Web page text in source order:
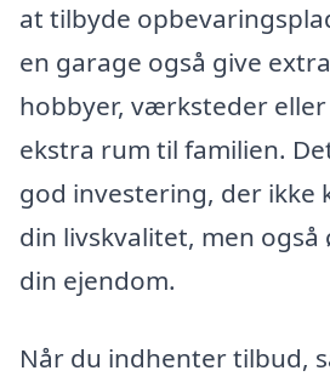
at tilbyde
en garage også give
hobbyer, værksteder
ekstra rum til familien.
god investering, der ikke
din livskvalitet, men
din ejendom.
Når du indhenter tilbud,